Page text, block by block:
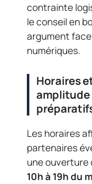
contrainte
le conseil en
argument
numériques.
Horaires
amplitude
Les horaires
partenaires
une ouverture
10h à 19h du